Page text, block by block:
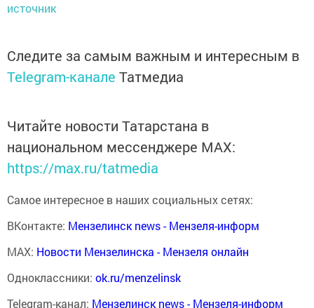
источник
Следите за самым важным и интересным в
Telegram-канале Татмедиа
Читайте новости Татарстана в
национальном мессенджере MАХ:
https://max.ru/tatmedia
Самое интересное в наших социальных сетях:
ВКонтакте: Мензелинск news - Мензеля-информ
MAX: Новости Мензелинска - Мензеля онлайн
Одноклассники: ok.ru/menzelinsk
Telegram-канал: Мензелинск news - Мензеля-информ